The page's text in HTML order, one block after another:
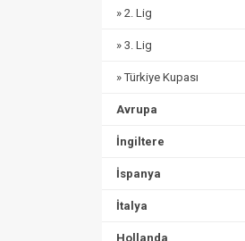
» 2. Lig
» 3. Lig
» Türkiye Kupası
Avrupa
İngiltere
İspanya
İtalya
Hollanda